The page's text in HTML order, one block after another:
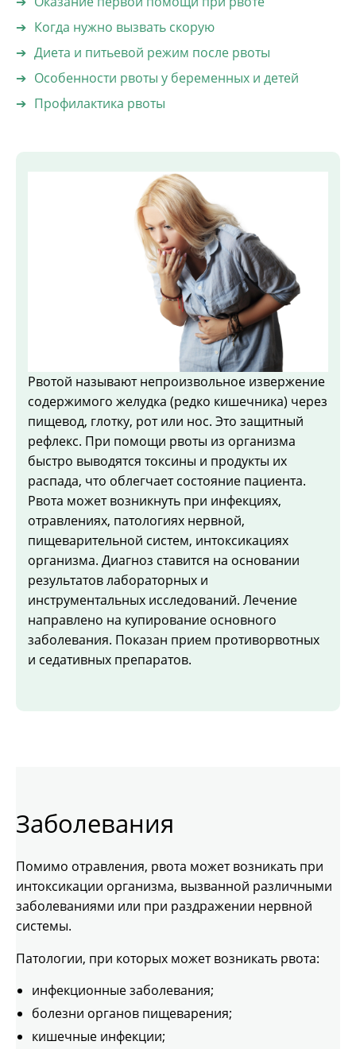
Когда нужно вызвать скорую
Диета и питьевой режим после рвоты
Особенности рвоты у беременных и детей
Профилактика рвоты
Рвотой называют непроизвольное извержение
содержимого желудка (редко кишечника) через
пищевод, глотку, рот или нос. Это защитный
рефлекс. При помощи рвоты из организма
быстро выводятся токсины и продукты их
распада, что облегчает состояние пациента.
Рвота может возникнуть при инфекциях,
отравлениях, патологиях нервной,
пищеварительной систем, интоксикациях
организма. Диагноз ставится на основании
результатов лабораторных и
инструментальных исследований. Лечение
направлено на купирование основного
заболевания. Показан прием противорвотных
и седативных препаратов.
Заболевания
Помимо отравления, рвота может возникать при
интоксикации организма, вызванной различными
заболеваниями или при раздражении нервной
системы.
Патологии, при которых может возникать рвота:
инфекционные заболевания;
болезни органов пищеварения;
кишечные инфекции;